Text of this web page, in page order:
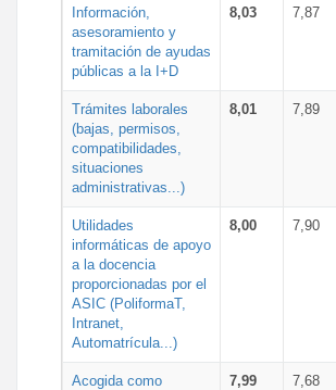
Información,
asesoramiento y
tramitación de ayudas
públicas a la I+D
8,03 7,87
Trámites laborales
(bajas, permisos,
compatibilidades,
situaciones
administrativas...)
8,01 7,89
Utilidades
informáticas de apoyo
a la docencia
proporcionadas por el
ASIC (PoliformaT,
Intranet,
Automatrícula...)
8,00 7,90
Acogida como
7,99 7,68